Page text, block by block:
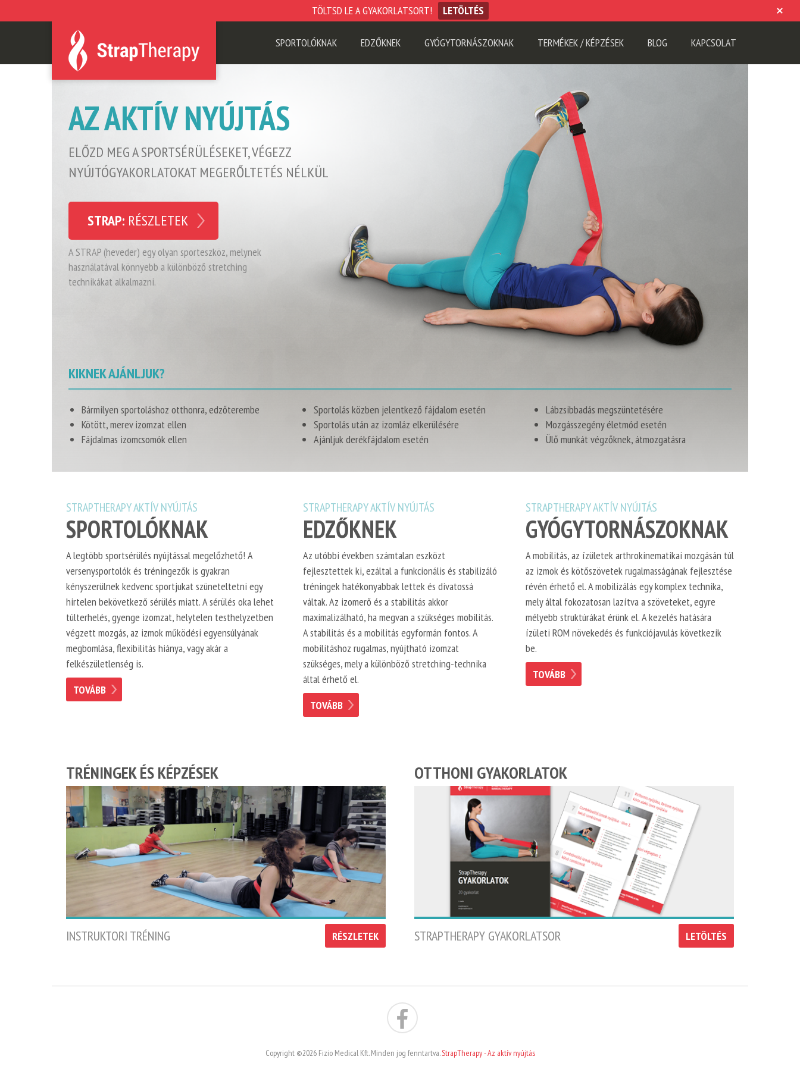
TÖLTSD LE A GYAKORLATSORT! LETÖLTÉS
SPORTOLÓKNAK EDZŐKNEK GYÓGYTORNÁSZOKNAK TERMÉKEK / KÉPZÉSEK BLOG KAPCSOLAT
AZ AKTÍV NYÚJTÁS
ELŐZD MEG A SPORTSÉRÜLÉSEKET, VÉGEZZ
NYÚJTÓGYAKORLATOKAT MEGERŐLTETÉS NÉLKÜL
STRAP: RÉSZLETEK
A STRAP (heveder) egy olyan sporteszköz, melynek
használatával könnyebb a különböző stretching
technikákat alkalmazni.
KIKNEK AJÁNLJUK?
Bármilyen sportoláshoz otthonra, edzőterembe
Kötött, merev izomzat ellen
Fájdalmas izomcsomók ellen
Sportolás közben jelentkező fájdalom esetén
Sportolás után az izomláz elkerülésére
Ajánljuk derékfájdalom esetén
Lábzsibbadás megszüntetésére
Mozgásszegény életmód esetén
Ülő munkát végzőknek, átmozgatásra
STRAPTHERAPY AKTÍV NYÚJTÁS
SPORTOLÓKNAK
A legtöbb sportsérülés nyújtással megelőzhető! A
versenysportolók és tréningezők is gyakran
kényszerülnek kedvenc sportjukat szüneteltetni egy
hirtelen bekövetkező sérülés miatt. A sérülés oka lehet
túlterhelés, gyenge izomzat, helytelen testhelyzetben
végzett mozgás, az izmok működési egyensúlyának
megbomlása, flexibilitás hiánya, vagy akár a
felkészületlenség is.
TOVÁBB
STRAPTHERAPY AKTÍV NYÚJTÁS
EDZŐKNEK
Az utóbbi években számtalan eszközt
fejlesztettek ki, ezáltal a funkcionális és stabilizáló
tréningek hatékonyabbak lettek és divatossá
váltak. Az izomerő és a stabilitás akkor
maximalizálható, ha megvan a szükséges mobilitás.
A stabilitás és a mobilitás egyformán fontos. A
mobilitáshoz rugalmas, nyújtható izomzat
szükséges, mely a különböző stretching-technika
által érhető el.
TOVÁBB
STRAPTHERAPY AKTÍV NYÚJTÁS
GYÓGYTORNÁSZOKNAK
A mobilitás, az ízületek arthrokinematikai mozgásán túl
az izmok és kötőszövetek rugalmasságának fejlesztése
révén érhető el. A mobilizálás egy komplex technika,
mely által fokozatosan lazítva a szöveteket, egyre
mélyebb struktúrákat érünk el. A kezelés hatására
ízületi ROM növekedés és funkciójavulás következik
be.
TOVÁBB
TRÉNINGEK ÉS KÉPZÉSEK
INSTRUKTORI TRÉNING RÉSZLETEK
OTTHONI GYAKORLATOK
STRAPTHERAPY GYAKORLATSOR LETÖLTÉS
Copyright ©2026 Fizio Medical Kft. Minden jog fenntartva.StrapTherapy - Az aktív nyújtás